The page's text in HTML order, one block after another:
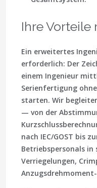
Ihre Vorteile
Ein erweitertes
erforderlich: Der
einem Ingenieur
Serienfertigung
starten. Wir
— von der
nach IEC/GOST bis
Betriebspersonals in
Verriegelungen,